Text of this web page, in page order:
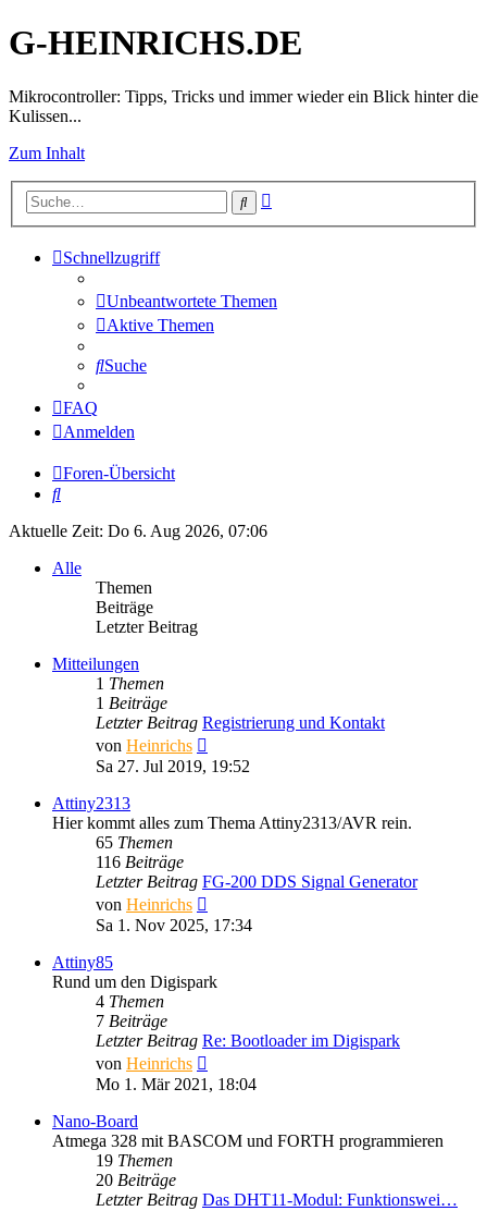
G-HEINRICHS.DE
Mikrocontroller: Tipps, Tricks und immer wieder ein Blick hinter die
Kulissen...
Zum Inhalt
Suche
Schnellzugriff
Unbeantwortete Themen
Aktive Themen
Suche
FAQ
Anmelden
Foren-Übersicht
Suche
Aktuelle Zeit: Do 6. Aug 2026, 07:06
Alle
Themen
Beiträge
Letzter Beitrag
Mitteilungen
1 Themen
1 Beiträge
Letzter Beitrag Registrierung und Kontakt
von Heinrichs
Beitrag
Sa 27. Jul 2019, 19:52
Attiny2313
Hier kommt alles zum Thema Attiny2313/AVR rein.
65 Themen
116 Beiträge
Letzter Beitrag FG-200 DDS Signal Generator
von Heinrichs
Beitrag
Sa 1. Nov 2025, 17:34
Attiny85
Rund um den Digispark
4 Themen
7 Beiträge
Letzter Beitrag Re: Bootloader im Digispark
von Heinrichs
Beitrag
Mo 1. Mär 2021, 18:04
Nano-Board
Atmega 328 mit BASCOM und FORTH programmieren
19 Themen
20 Beiträge
Letzter Beitrag Das DHT11-Modul: Funktionswei…